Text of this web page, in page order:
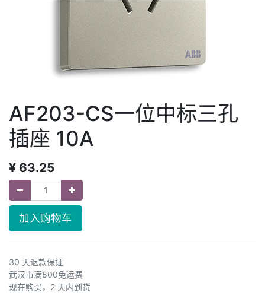
AF203-CS一位中标三孔
插座 10A
¥ 63.25
加入购物车
30 天退款保证
武汉市满800免运费
现在购买，2 天内到货